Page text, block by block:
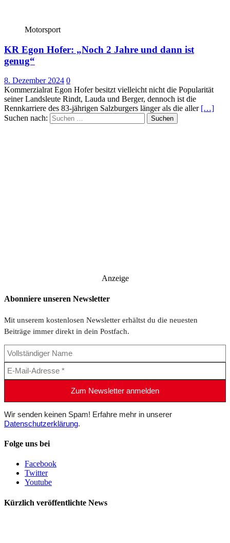
Motorsport
KR Egon Hofer: „Noch 2 Jahre und dann ist
genug“
8. Dezember 2024 0
Kommerzialrat Egon Hofer besitzt vielleicht nicht die Popularität
seiner Landsleute Rindt, Lauda und Berger, dennoch ist die
Rennkarriere des 83-jährigen Salzburgers länger als die aller […]
Suchen nach:
Anzeige
Abonniere unseren Newsletter
Mit unserem kostenlosen Newsletter erhältst du die neuesten
Beiträge immer direkt in dein Postfach.
Wir senden keinen Spam! Erfahre mehr in unserer
Datenschutzerklärung.
Folge uns bei
Facebook
Twitter
Youtube
Kürzlich veröffentlichte News